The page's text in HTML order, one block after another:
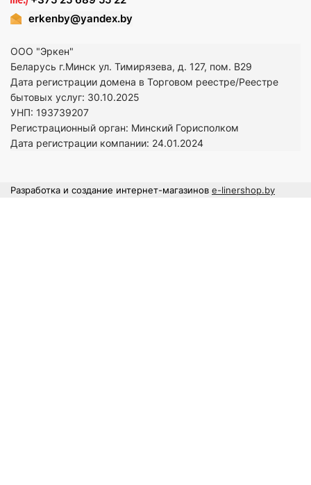
erkenby@yandex.by
ООО "Эркен"
Беларусь г.Минск ул. Тимирязева, д. 127, пом. В29
Дата регистрации домена в Торговом реестре/Реестре
бытовых услуг: 30.10.2025
УНП: 193739207
Регистрационный орган: Минский Горисполком
Дата регистрации компании: 24.01.2024
Разработка и создание интернет-магазинов e-linershop.by